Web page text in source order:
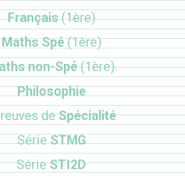
Français(1ère)
Maths Spé(1ère)
non-Spé(1ère)
Philosophie
deSpécialité
SérieSTMG
SérieSTI2D